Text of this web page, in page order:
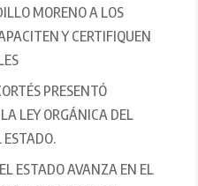
MORENO A LOS
Y CERTIFIQUEN
PRESENTÓ
LEY ORGÁNICA DEL
ESTADO AVANZA EN EL